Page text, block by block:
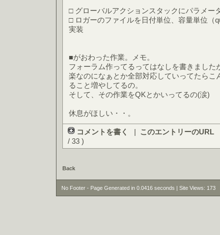
□ グローバルアクションスタックにパラメー
□ ロガーのファイルを日付単位、容量単位（
実装
■がおわった作業。メモ。
フォーラム作ってるってはなしを書きました
楽なのになぁとか全部対応していってたらこ
ること増やしてるの。
そして、その作業をQKとかいってるの(涙)
休息がほしい・・。
コメントを書く | このエントリーのURL
/ 33 )
Back
No Footer - Page Generated in 0.0416 seconds | Site Views: 173